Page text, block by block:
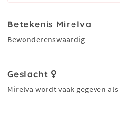
Betekenis Mirelva
Bewonderenswaardig
Geslacht
Mirelva wordt vaak gegeven als